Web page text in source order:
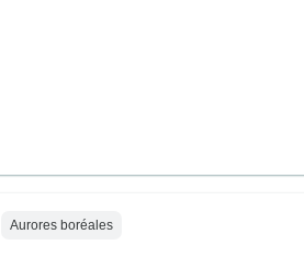
Aurores boréales